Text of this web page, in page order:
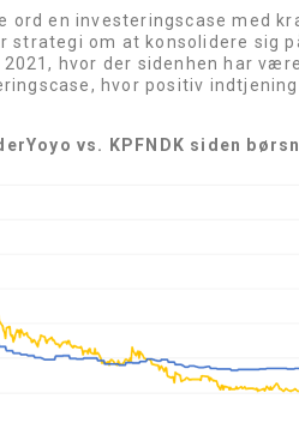
ord en investeringscase med
strategi om at konsolidere sig
hvor der sidenhen har
hvor positiv
vs. KPFNDK siden